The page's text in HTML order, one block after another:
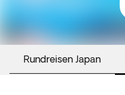
Rundreisen Japan